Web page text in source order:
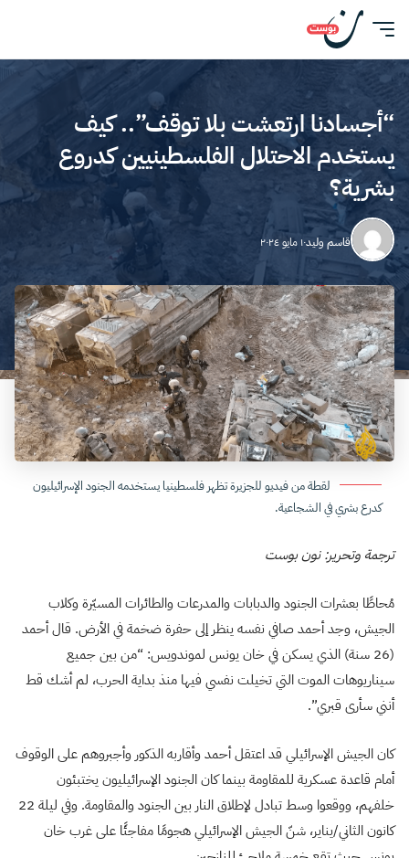
“أجسادنا ارتعشت بلا توقف”.. كيف
يستخدم الاحتلال الفلسطينيين كدروع
بشرية؟
قاسم وليد١٠ مايو ٢٠٢٤
لقطة من فيديو للجزيرة تظهر فلسطينيا يستخدمه الجنود الإسرائيليون
كدرع بشري في الشجاعية.
ترجمة وتحرير: نون بوست
مُحاطًا بعشرات الجنود والدبابات والمدرعات والطائرات المسيّرة وكلاب
الجيش، وجد أحمد صافي نفسه ينظر إلى حفرة ضخمة في الأرض. قال أحمد
(26 سنة) الذي يسكن في خان يونس لموندويس: “من بين جميع
سيناريوهات الموت التي تخيلت نفسي فيها منذ بداية الحرب، لم أشك قط
أنني سأرى قبري”.
كان الجيش الإسرائيلي قد اعتقل أحمد وأقاربه الذكور وأجبروهم على الوقوف
أمام قاعدة عسكرية للمقاومة بينما كان الجنود الإسرائيليون يختبئون
خلفهم، ووقعوا وسط تبادل لإطلاق النار بين الجنود والمقاومة. وفي ليلة 22
كانون الثاني/يناير، شنّ الجيش الإسرائيلي هجومًا مفاجئًا على غرب خان